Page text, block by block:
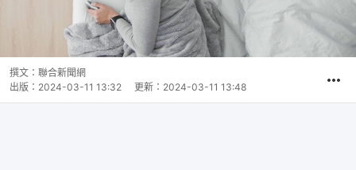
撰文： 聯合新聞網
出版： 2024-03-11 13:32 更新： 2024-03-11 13:48